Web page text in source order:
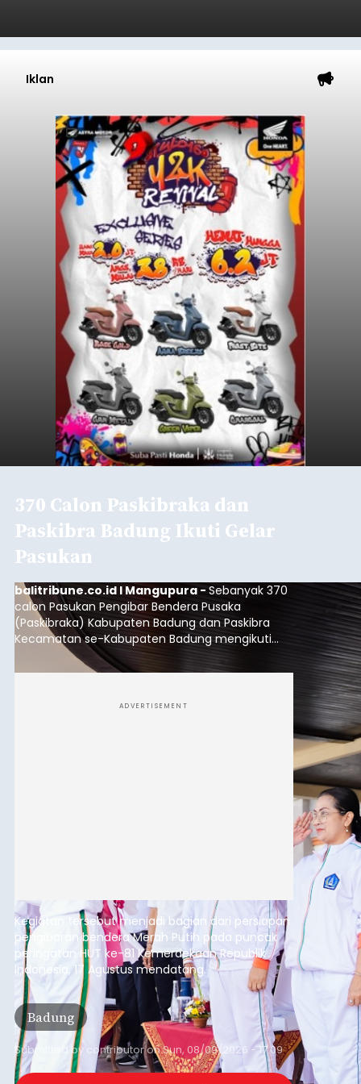
Iklan
370 Calon Paskibraka dan
Paskibra Badung Ikuti Gelar
Pasukan
balitribune.co.id I Mangupura - Sebanyak 370
calon Pasukan Pengibar Bendera Pusaka
(Paskibraka) Kabupaten Badung dan Paskibra
Kecamatan se-Kabupaten Badung mengikuti
gelar pasukan di Lapangan Pusat Pemerintahan
(Puspem) Badung, Sabtu (8/8/2026).
ADVERTISEMENT
Kegiatan tersebut menjadi bagian dari persiapan
pengibaran bendera Merah Putih pada puncak
peringatan HUT ke-81 Kemerdekaan Republik
Indonesia, 17 Agustus mendatang.
Badung
Submitted by contributoronSun, 08/09/2026 - 17:09